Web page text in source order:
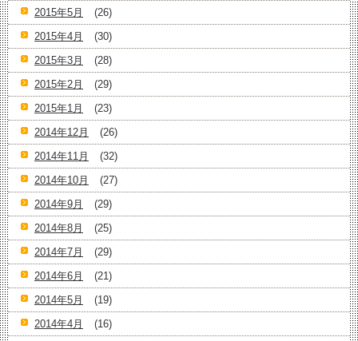
2015年5月
(26)
2015年4月
(30)
2015年3月
(28)
2015年2月
(29)
2015年1月
(23)
2014年12月
(26)
2014年11月
(32)
2014年10月
(27)
2014年9月
(29)
2014年8月
(25)
2014年7月
(29)
2014年6月
(21)
2014年5月
(19)
2014年4月
(16)